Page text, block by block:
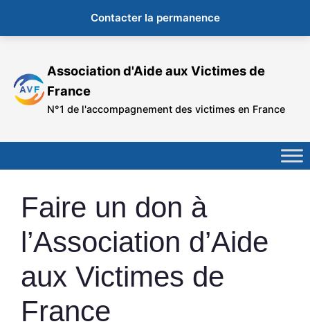
contenu
Contacter la permanence
Association d'Aide aux Victimes de
France
N°1 de l'accompagnement des victimes en France
Faire un don à
l’Association d’Aide
aux Victimes de
France